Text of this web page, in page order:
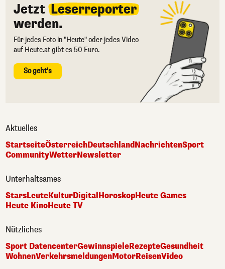
Jetzt Leserreporter
werden.
Für jedes Foto in "Heute" oder jedes Video
auf Heute.at gibt es 50 Euro.
So geht's
Aktuelles
StartseiteÖsterreichDeutschlandNachrichtenSport
CommunityWetterNewsletter
Unterhaltsames
StarsLeuteKulturDigitalHoroskopHeute Games
Heute KinoHeute TV
Nützliches
Sport DatencenterGewinnspieleRezepteGesundheit
WohnenVerkehrsmeldungenMotorReisenVideo